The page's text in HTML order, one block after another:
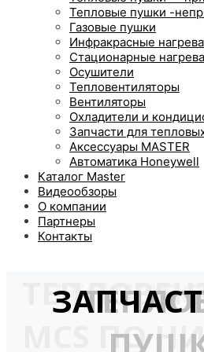
Тепловые пушки -
Газовые пушки
Инфракрасные
Стационарные
Осушители
Тепловентиляторы
Вентиляторы
Охладители и
Запчасти для
Аксессуары MASTER
Автоматика Honeywell
Каталог Master
Видеообзоры
О компании
Партнеры
Контакты
MCS ПО